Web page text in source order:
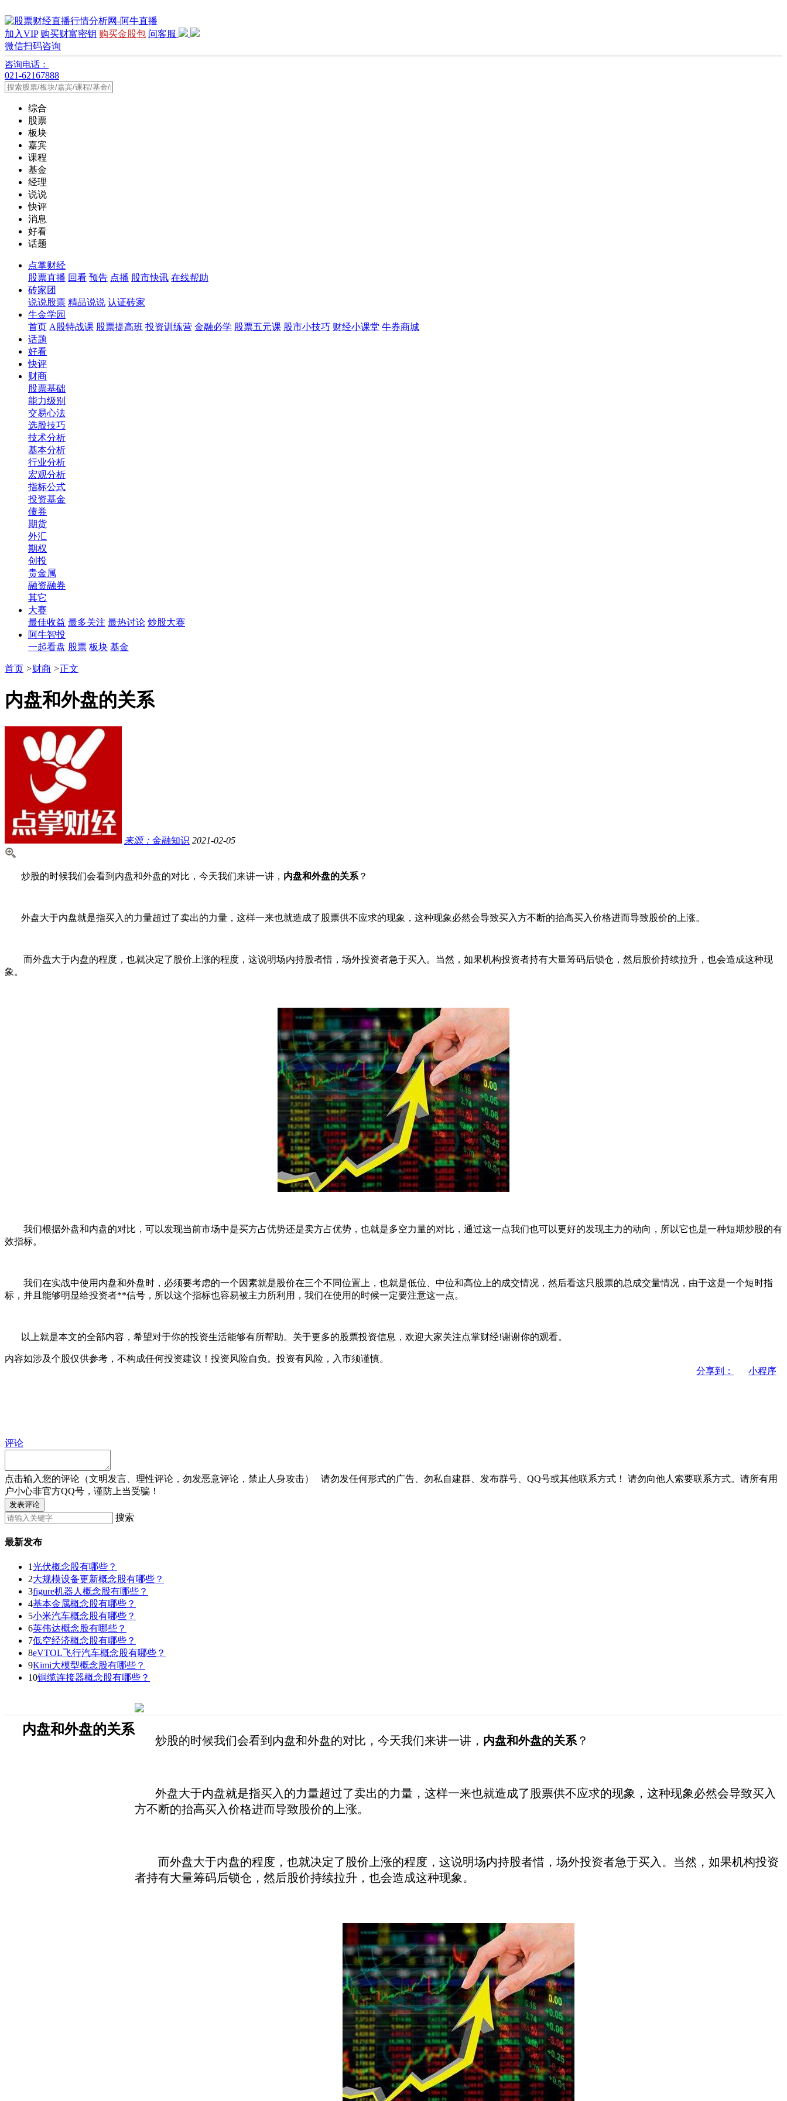
加入VIP 购买财富密钥 购买金股包 问客服
微信扫码咨询
咨询电话：
021-62167888
综合
股票
板块
嘉宾
课程
基金
经理
说说
快评
消息
好看
话题
点掌财经
股票直播 回看 预告 点播 股市快讯 在线帮助
砖家团
说说股票 精品说说 认证砖家
牛金学园
首页 A股特战课 股票提高班 投资训练营 金融必学 股票五元课 股市小技巧 财经小课堂 牛券商城
话题
好看
快评
财商
股票基础
能力级别
交易心法
选股技巧
技术分析
基本分析
行业分析
宏观分析
指标公式
投资基金
债券
期货
外汇
期权
创投
贵金属
融资融券
其它
大赛
最佳收益 最多关注 最热讨论 炒股大赛
阿牛智投
一起看盘 股票 板块 基金
首页 >财商 >正文
内盘和外盘的关系
来源： 金融知识 2021-02-05
炒股的时候我们会看到内盘和外盘的对比，今天我们来讲一讲， 内盘和外盘的关系 ？
外盘大于内盘就是指买入的力量超过了卖出的力量，这样一来也就造成了股票供不应求的现象，这种现象必然会导致买入方不断的抬高买入价格进而导致股价的上涨。
而外盘大于内盘的程度，也就决定了股价上涨的程度，这说明场内持股者惜，场外投资者急于买入。当然，如果机构投资者持有大量筹码后锁仓，然后股价持续拉升，也会造成这种现
象。
我们根据外盘和内盘的对比，可以发现当前市场中是买方占优势还是卖方占优势，也就是多空力量的对比，通过这一点我们也可以更好的发现主力的动向，所以它也是一种短期炒股的有
效指标。
我们在实战中使用内盘和外盘时，必须要考虑的一个因素就是股价在三个不同位置上，也就是低位、中位和高位上的成交情况，然后看这只股票的总成交量情况，由于这是一个短时指
标，并且能够明显给投资者**信号，所以这个指标也容易被主力所利用，我们在使用的时候一定要注意这一点。
以上就是本文的全部内容，希望对于你的投资生活能够有所帮助。关于更多的股票投资信息，欢迎大家关注点掌财经!谢谢你的观看。
内容如涉及个股仅供参考，不构成任何投资建议！投资风险自负。投资有风险，入市须谨慎。
分享到：
小程序
评论
点击输入您的评论（文明发言、理性评论，勿发恶意评论，禁止人身攻击） 请勿发任何形式的广告、勿私自建群、发布群号、QQ号或其他联系方式！
请勿向他人索要联系方式。请所有用
户小心非官方QQ号，谨防上当受骗！
发表评论
搜索
最新发布
1光伏概念股有哪些？
2大规模设备更新概念股有哪些？
3figure机器人概念股有哪些？
4基本金属概念股有哪些？
5小米汽车概念股有哪些？
6英伟达概念股有哪些？
7低空经济概念股有哪些？
8eVTOL飞行汽车概念股有哪些？
9Kimi大模型概念股有哪些？
10铜缆连接器概念股有哪些？
内盘和外盘的关系
炒股的时候我们会看到内盘和外盘的对比，今天我们来讲一讲， 内盘和外盘的关系？
外盘大于内盘就是指买入的力量超过了卖出的力量，这样一来也就造成了股票供不应求的现象，这种现象必然会导致买入
方不断的抬高买入价格进而导致股价的上涨。
而外盘大于内盘的程度，也就决定了股价上涨的程度，这说明场内持股者惜，场外投资者急于买入。当然，如果机构投资
者持有大量筹码后锁仓，然后股价持续拉升，也会造成这种现象。